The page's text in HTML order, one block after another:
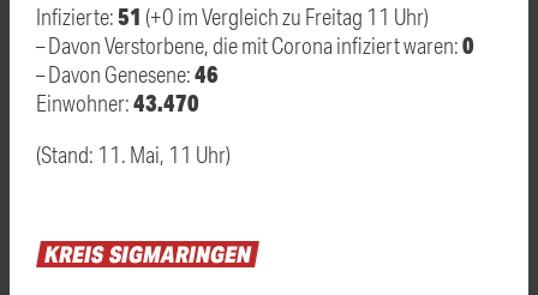
Infizierte:51 (+0 im Vergleich zu Freitag 11 Uhr)
– Davon Verstorbene, die mit Corona infiziert waren:0
– Davon Genesene:46
Einwohner:43.470
(Stand: 11. Mai, 11 Uhr)
KREISSIGMARINGEN